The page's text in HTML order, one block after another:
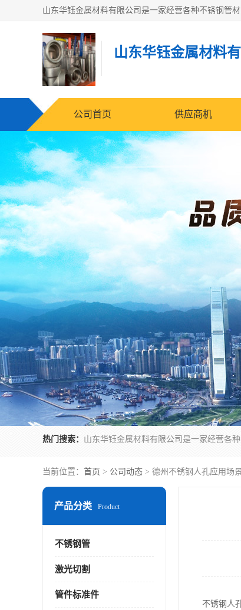
山东华钰金属材料
公司首页 供应商机
热门搜索：
当前位置： 首页 > 公司动态 > 德州不锈钢人孔应用场
产品分类 Product
不锈钢管
激光切割
管件标准件
不锈钢人